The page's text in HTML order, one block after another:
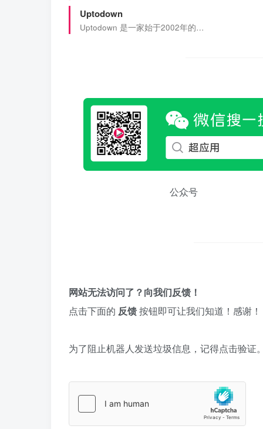
Uptodown
Uptodown 是一家始于2002年的…
公众号
网站无法访问了？向我们反馈！
点击下面的 反馈按钮即可让我们知道！感谢！
为了阻止机器人发送垃圾信息，记得点击验证